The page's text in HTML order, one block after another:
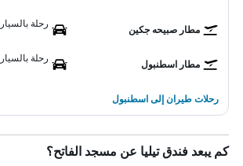
مطار صبيحه جكين
رحلة بالسيارة إلى
مطار اسطنبول
رحلة بالسيارة إلى 56
رحلات طيران إلى اسطنبول
كم يبعد فندق تيليا عن مسجد الفاتح؟